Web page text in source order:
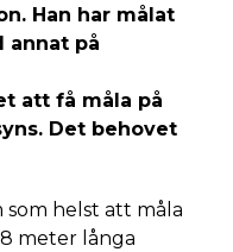
Han har målat
annat på
att få måla på
Det behovet
helst att måla
meter långa